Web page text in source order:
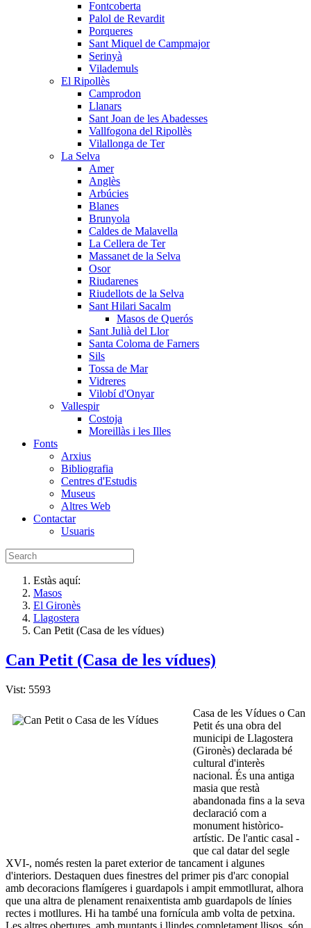
Fontcoberta
Palol de Revardit
Porqueres
Sant Miquel de Campmajor
Serinyà
Vilademuls
El Ripollès
Camprodon
Llanars
Sant Joan de les Abadesses
Vallfogona del Ripollès
Vilallonga de Ter
La Selva
Amer
Anglès
Arbúcies
Blanes
Brunyola
Caldes de Malavella
La Cellera de Ter
Massanet de la Selva
Osor
Riudarenes
Riudellots de la Selva
Sant Hilari Sacalm
Masos de Querós
Sant Julià del Llor
Santa Coloma de Farners
Sils
Tossa de Mar
Vidreres
Vilobí d'Onyar
Vallespir
Costoja
Moreillàs i les Illes
Fonts
Arxius
Bibliografia
Centres d'Estudis
Museus
Altres Web
Contactar
Usuaris
Estàs aquí:
Masos
El Gironès
Llagostera
Can Petit (Casa de les vídues)
Can Petit (Casa de les vídues)
Vist: 5593
Casa de les Vídues o Can
Petit és una obra del
municipi de Llagostera
(Gironès) declarada bé
cultural d'interès
nacional. És una antiga
masia que restà
abandonada fins a la seva
declaració com a
monument històrico-
artístic. De l'antic casal -
que cal datar del segle
XVI-, només resten la paret exterior de tancament i algunes
d'interiors. Destaquen dues finestres del primer pis d'arc conopial
amb decoracions flamígeres i guardapols i ampit emmotllurat, alhora
que una altra de plenament renaixentista amb guardapols de línies
rectes i motllures. Hi ha també una fornícula amb volta de petxina.
Les altres obertures, amb muntants i llindes completament llisos, són